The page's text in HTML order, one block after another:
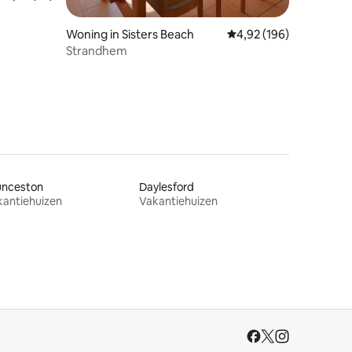
Woning in Sisters Beach Gemiddelde
4,92 (196)
Strandhem
Daylesford
Vakantiehuizen